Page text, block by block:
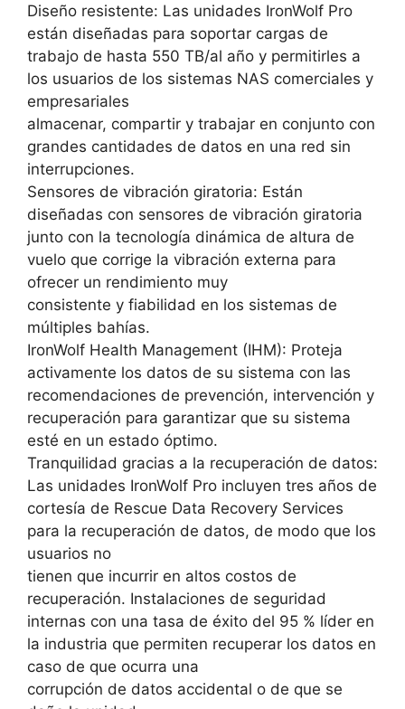
Diseño resistente: Las unidades IronWolf Pro
están diseñadas para soportar cargas de
trabajo de hasta 550 TB/al año y permitirles a
los usuarios de los sistemas NAS comerciales y
empresariales
almacenar, compartir y trabajar en conjunto con
grandes cantidades de datos en una red sin
interrupciones.
Sensores de vibración giratoria: Están
diseñadas con sensores de vibración giratoria
junto con la tecnología dinámica de altura de
vuelo que corrige la vibración externa para
ofrecer un rendimiento muy
consistente y fiabilidad en los sistemas de
múltiples bahías.
IronWolf Health Management (IHM): Proteja
activamente los datos de su sistema con las
recomendaciones de prevención, intervención y
recuperación para garantizar que su sistema
esté en un estado óptimo.
Tranquilidad gracias a la recuperación de datos:
Las unidades IronWolf Pro incluyen tres años de
cortesía de Rescue Data Recovery Services
para la recuperación de datos, de modo que los
usuarios no
tienen que incurrir en altos costos de
recuperación. Instalaciones de seguridad
internas con una tasa de éxito del 95 % líder en
la industria que permiten recuperar los datos en
caso de que ocurra una
corrupción de datos accidental o de que se